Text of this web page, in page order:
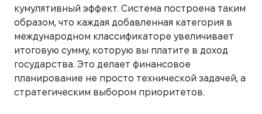
кумулятивный эффект. Система построена таким
образом, что каждая добавленная категория в
международном классификаторе увеличивает
итоговую сумму, которую вы платите в доход
государства. Это делает финансовое
планирование не просто технической задачей, а
стратегическим выбором приоритетов.